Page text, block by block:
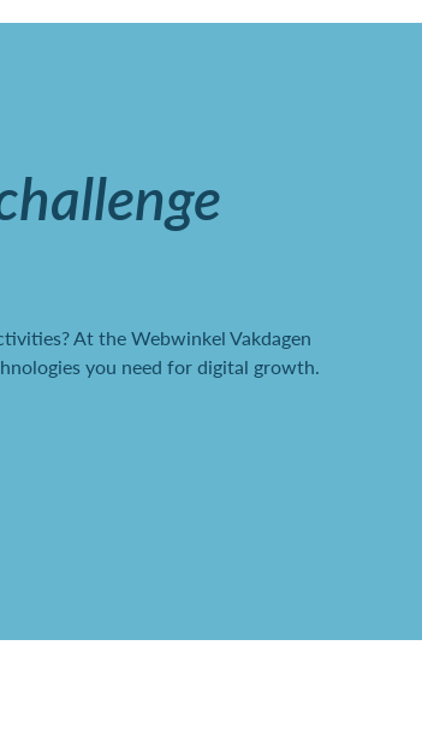
At the Webwinkel Vakdagen
you need for digital growth.